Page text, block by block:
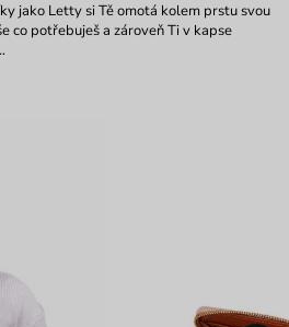
jako Letty si Tě omotá kolem prstu svou
co potřebuješ a zároveň Ti v kapse